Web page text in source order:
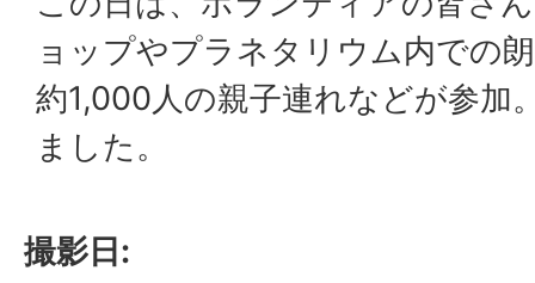
ョップやプラネタリウム内での
約1,000人の親子連れなどが参加
ました。
撮影日: